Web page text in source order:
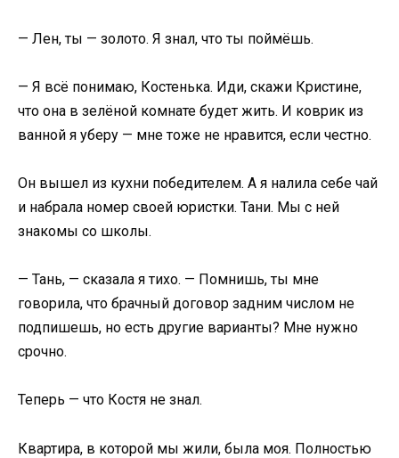
— Лен, ты — золото. Я знал, что ты поймёшь.
— Я всё понимаю, Костенька. Иди, скажи Кристине,
что она в зелёной комнате будет жить. И коврик из
ванной я уберу — мне тоже не нравится, если честно.
Он вышел из кухни победителем. А я налила себе чай
и набрала номер своей юристки. Тани. Мы с ней
знакомы со школы.
— Тань, — сказала я тихо. — Помнишь, ты мне
говорила, что брачный договор задним числом не
подпишешь, но есть другие варианты? Мне нужно
срочно.
Теперь — что Костя не знал.
Квартира, в которой мы жили, была моя. Полностью